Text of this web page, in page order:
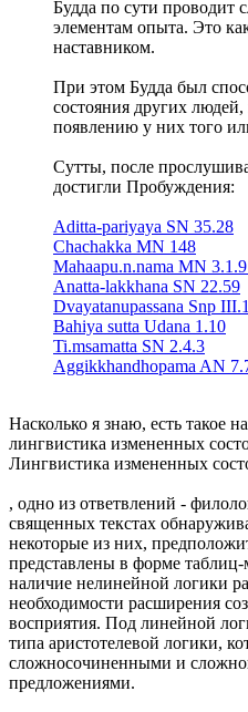
Будда по сути проводит
элементам опыта. Это
наставником.
При этом Будда был
состояния других людей,
появлению у них того
Сутты, после
достигли Пробуждения:
Aditta-pariyaya SN 35.28
Chachakka MN 148
Mahaapu.n.nama MN
Anatta-lakkhana SN 22.59
Dvayatanupassana Snp
Bahiya sutta Udana 1.10
Ti.msamatta SN 2.4.3
Aggikkhandhopama AN
Насколько я знаю, есть такое
лингвистика измененных
Лингвистика измененных
, одно из ответвлений -
священных текстах
некоторые из них,
представлены в форме таблиц-
наличие нелинейной логики
необходимости расширения
восприятия. Под линейной
типа аристотелевой логики,
сложносочиненными и
предложениями.